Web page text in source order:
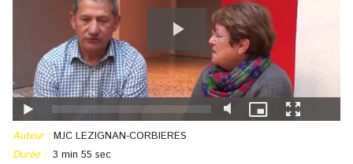
Auteur : MJC LEZIGNAN-CORBIERES
Durée : 3 min 55 sec